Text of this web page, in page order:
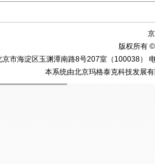
版权所有
京市海淀区玉渊潭南路8号207室（100038）
本系统由北京玛格泰克科技发展